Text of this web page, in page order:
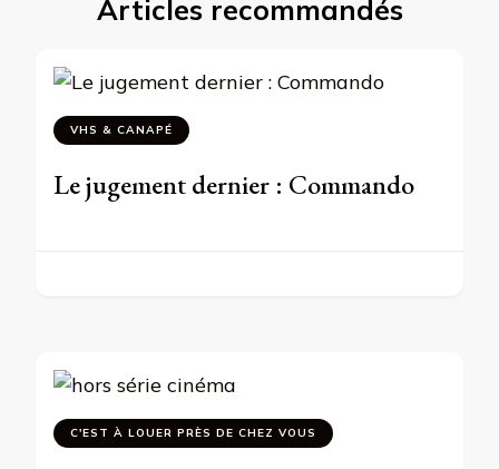
Articles recommandés
VHS & CANAPÉ
Le jugement dernier : Commando
C'EST À LOUER PRÈS DE CHEZ VOUS